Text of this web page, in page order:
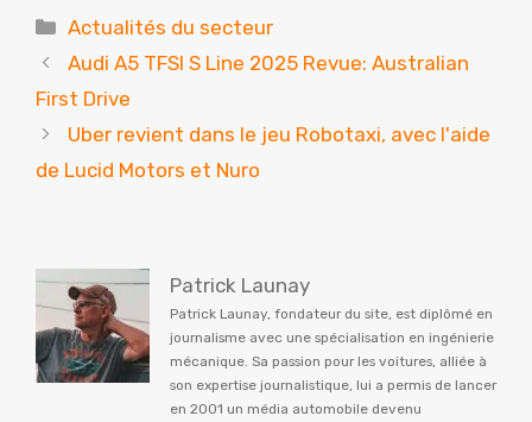
Catégories
Actualités du secteur
Audi A5 TFSI S Line 2025 Revue: Australian
First Drive
Uber revient dans le jeu Robotaxi, avec l'aide
de Lucid Motors et Nuro
Patrick Launay
Patrick Launay, fondateur du site, est diplômé en
journalisme avec une spécialisation en ingénierie
mécanique. Sa passion pour les voitures, alliée à
son expertise journalistique, lui a permis de lancer
en 2001 un média automobile devenu